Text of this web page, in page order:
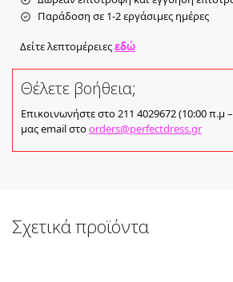
Παράδοση σε 1-2 εργάσιμες ημέρες
Δείτε λεπτομέρειεςεδώ
Θέλετε βοήθεια;
Επικοινωνήστε στο 211 4029672 (10:00 π.μ
μας email στοorders@perfectdress.gr
Σχετικά προϊόντα